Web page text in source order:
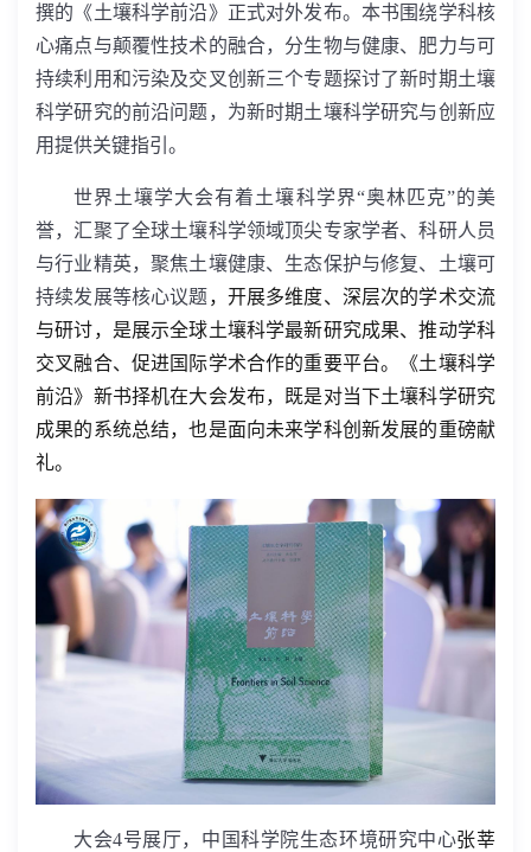
撰的《土壤科学前沿》正式对外发布。本书围绕学科核
心痛点与颠覆性技术的融合，分生物与健康、肥力与可
持续利用和污染及交叉创新三个专题探讨了新时期土壤
科学研究的前沿问题， 为新时期土壤科学研究与创新应
用提供关键指引 。
世界土壤学大会有着土壤科学界“奥林匹克”的美
誉，汇聚了全球土壤科学领域顶尖专家学者、科研人员
与行业精英，聚焦土壤健康、生态保护与修复、土壤可
持续发展等核心议题 ，开展多维度、深层次的学术交流
与研讨，是展示全球土壤科学最新研究成果、推动学科
交叉融合、促进国际学术合作的重要平台。《土壤科学
前沿》新书择机在大会发布，既是对当下土壤科学研究
成果的系统总结，也是面向未来学科创新发展的重磅献
礼。
大会4号展厅，中国科学院生态环境研究中心张莘